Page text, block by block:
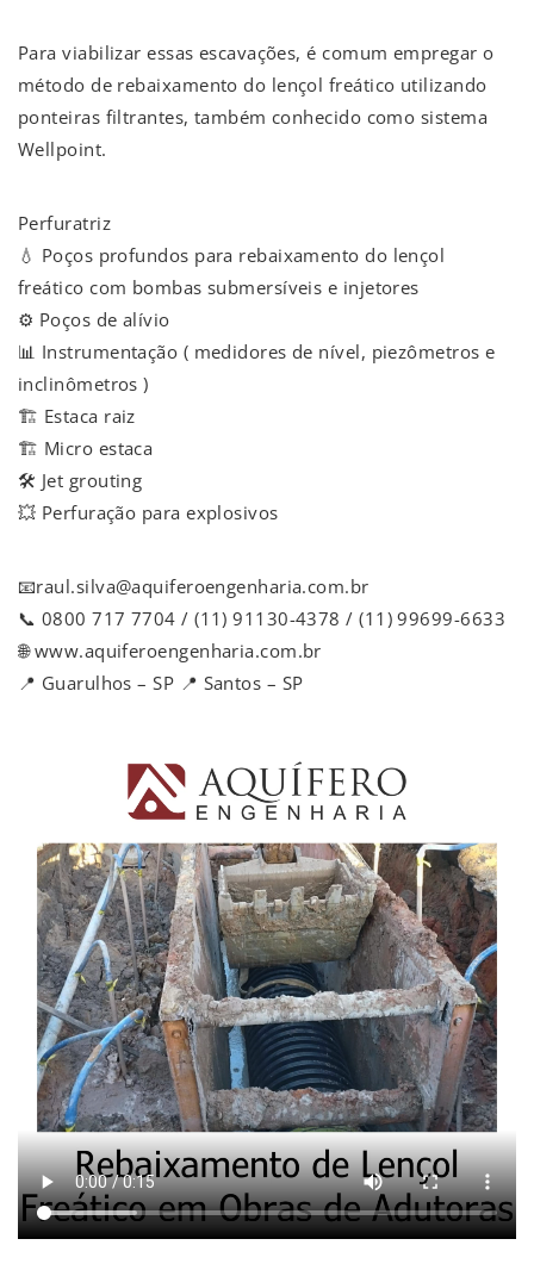
Para viabilizar essas escavações, é comum empregar o
método de rebaixamento do lençol freático utilizando
ponteiras filtrantes, também conhecido como sistema
Wellpoint.
Perfuratriz
💧 Poços profundos para rebaixamento do lençol
freático com bombas submersíveis e injetores
⚙️ Poços de alívio
📊 Instrumentação ( medidores de nível, piezômetros e
inclinômetros )
🏗️ Estaca raiz
🏗️ Micro estaca
🛠️ Jet grouting
💥 Perfuração para explosivos
📧raul.silva@aquiferoengenharia.com.br
📞 0800 717 7704 / (11) 91130-4378 / (11) 99699-6633
🌐 www.aquiferoengenharia.com.br
📍 Guarulhos – SP 📍 Santos – SP